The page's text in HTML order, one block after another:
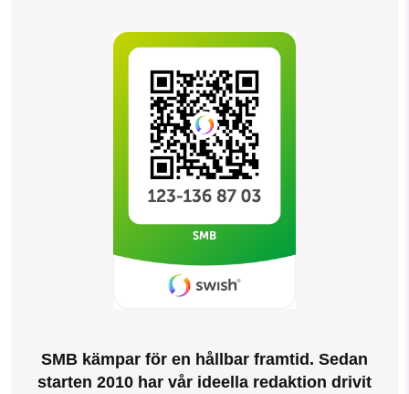
SMB kämpar för en hållbar framtid. Sedan
starten 2010 har vår ideella redaktion drivit